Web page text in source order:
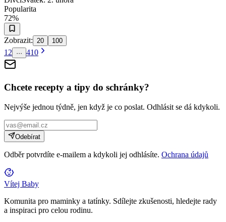
Popularita
72%
Zobrazit: 20 100
1 2 ··· 410
Chcete recepty a tipy do schránky?
Nejvýše jednou týdně, jen když je co poslat. Odhlásit se dá kdykoli.
Odebírat
Odběr potvrdíte e-mailem a kdykoli jej odhlásíte. Ochrana údajů
Vítej Baby
Komunita pro maminky a tatínky. Sdílejte zkušenosti, hledejte rady
a inspiraci pro celou rodinu.